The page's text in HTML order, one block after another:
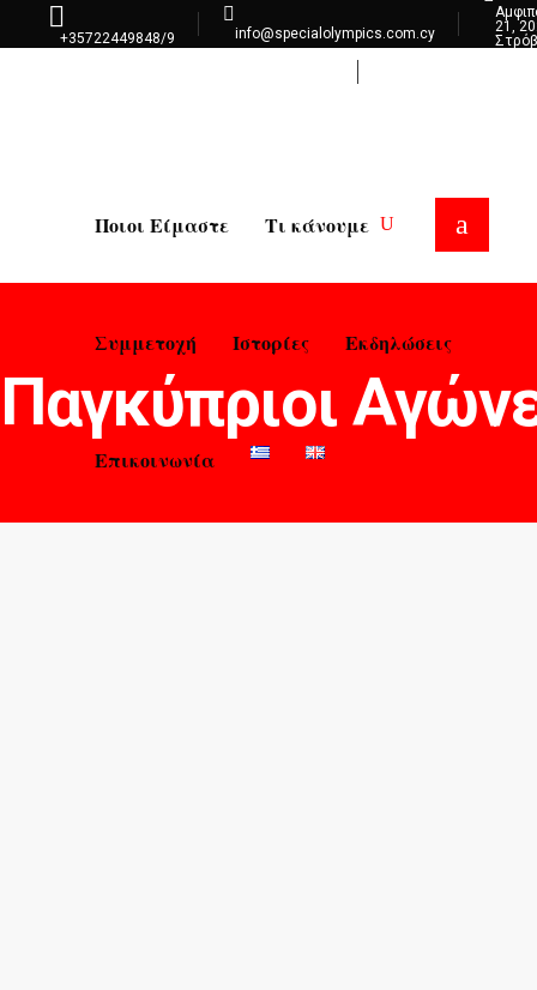
+35722449848/9 info@specialolympics.com.cy
21,
Ποιοι Είμαστε Τι κάνουμε
Συμμετοχή Ιστορίες Εκδηλώσεις
Επικοινωνία
Παγκύπριοι